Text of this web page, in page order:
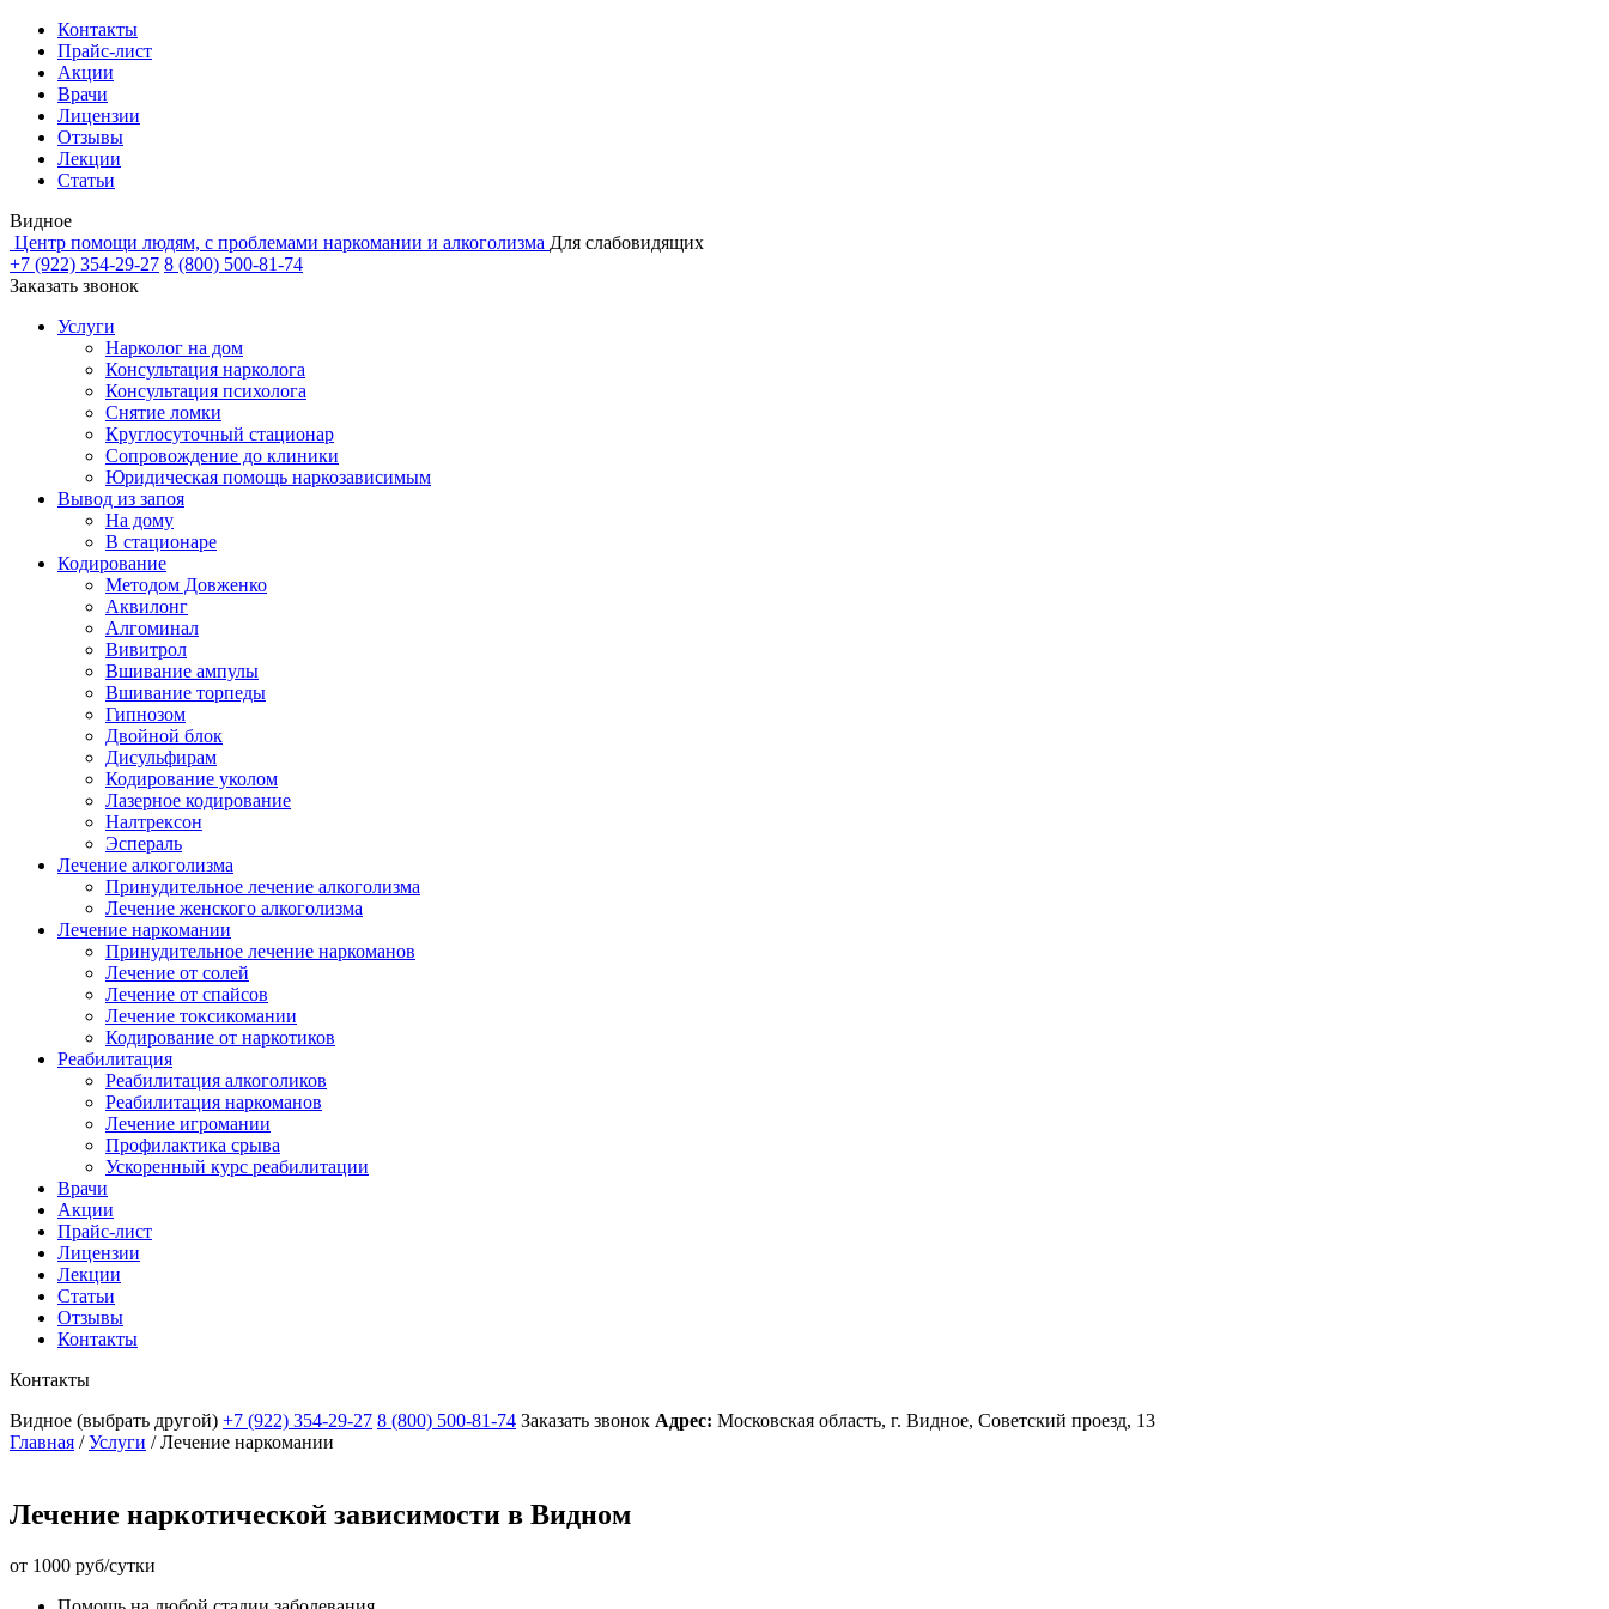
Контакты
Прайс-лист
Акции
Врачи
Лицензии
Отзывы
Лекции
Статьи
Видное
Центр помощи людям, с проблемами наркомании и алкоголизма Для слабовидящих
+7 (922) 354-29-27 8 (800) 500-81-74
Заказать звонок
Услуги
Нарколог на дом
Консультация нарколога
Консультация психолога
Снятие ломки
Круглосуточный стационар
Сопровождение до клиники
Юридическая помощь наркозависимым
Вывод из запоя
На дому
В стационаре
Кодирование
Методом Довженко
Аквилонг
Алгоминал
Вивитрол
Вшивание ампулы
Вшивание торпеды
Гипнозом
Двойной блок
Дисульфирам
Кодирование уколом
Лазерное кодирование
Налтрексон
Эспераль
Лечение алкоголизма
Принудительное лечение алкоголизма
Лечение женского алкоголизма
Лечение наркомании
Принудительное лечение наркоманов
Лечение от солей
Лечение от спайсов
Лечение токсикомании
Кодирование от наркотиков
Реабилитация
Реабилитация алкоголиков
Реабилитация наркоманов
Лечение игромании
Профилактика срыва
Ускоренный курс реабилитации
Врачи
Акции
Прайс-лист
Лицензии
Лекции
Статьи
Отзывы
Контакты
Контакты
Видное (выбрать другой) +7 (922) 354-29-27 8 (800) 500-81-74 Заказать звонок Адрес: Московская область, г. Видное, Советский проезд, 13
Главная /Услуги /Лечение наркомании
Лечение наркотической зависимости в Видном
от 1000 руб/сутки